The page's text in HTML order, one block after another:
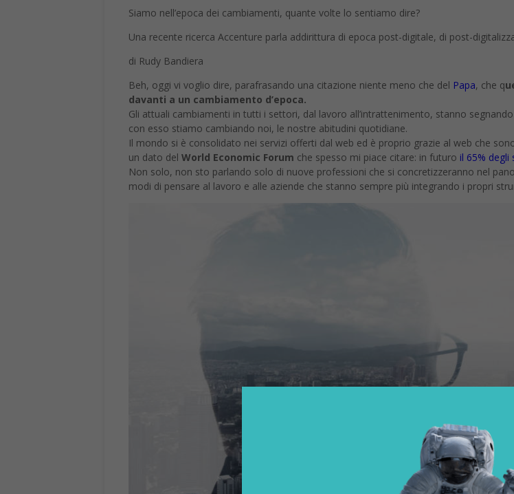
Siamo nell’epoca dei cambiamenti, quante volte lo sentiamo dire?
Una recente ricerca Accenture parla addirittura di epoca post-digitale, di post-
di Rudy Bandiera
Beh, oggi vi voglio dire, parafrasando una citazione niente meno che del Papa, che q
davanti a un cambiamento d’epoca.
Gli attuali cambiamenti in tutti i settori, dal lavoro all’intrattenimento, stanno
con esso stiamo cambiando noi, le nostre abitudini quotidiane.
Il mondo si è consolidato nei servizi offerti dal web ed è proprio grazie al web che
un dato del World Economic Forum che spesso mi piace citare: in futuro il 65%
Non solo, non sto parlando solo di nuove professioni che si concretizzeranno nel
modi di pensare al lavoro e alle aziende che stanno sempre più integrando i propri